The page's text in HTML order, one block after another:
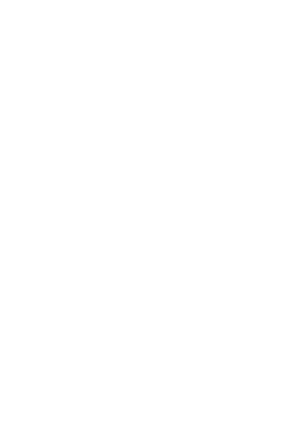
られて、パット見何か分からないのも
容に対して、ご丁寧なメールと対応を
神聖な商品を扱っていらっしゃる方な